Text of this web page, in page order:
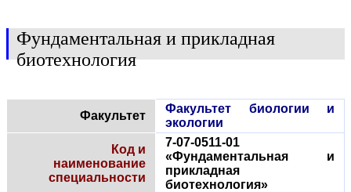
Фундаментальная и прикладная
биотехнология
Факультет
Факультет биологии и
экологии
Код и
наименование
специальности
7-07-0511-01
«Фундаментальная и
прикладная
биотехнология»